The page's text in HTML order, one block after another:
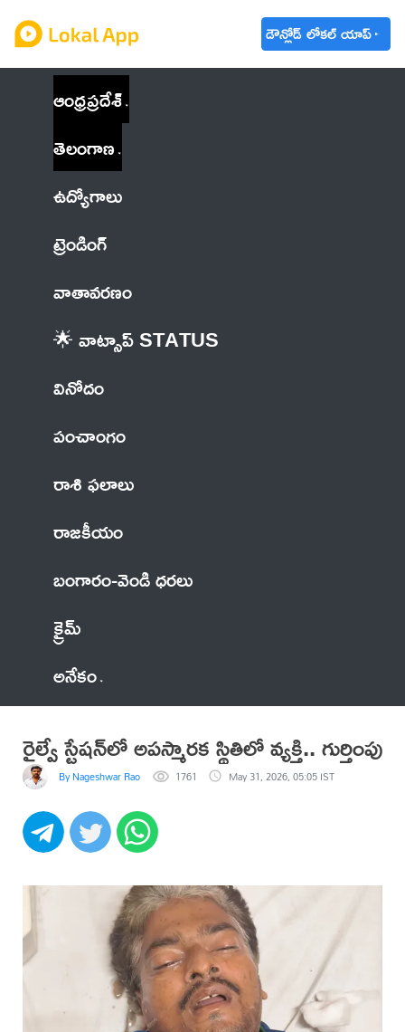
డౌన్లోడ్ లోకల్ యాప్
ఆంధ్రప్రదేశ్
తెలంగాణ
ఉద్యోగాలు
ట్రెండింగ్
వాతావరణం
🌟 వాట్సాప్ STATUS
వినోదం
పంచాంగం
రాశి ఫలాలు
రాజకీయం
బంగారం-వెండి ధరలు
క్రైమ్
అనేకం
రైల్వే స్టేషన్‌లో అపస్మారక స్థితిలో వ్యక్తి.. గుర్తింపు
By Nageshwar Rao 1761 May 31, 2026, 05:05 IST